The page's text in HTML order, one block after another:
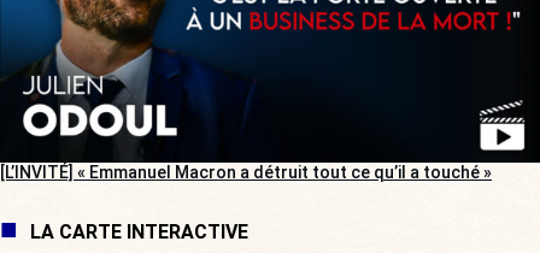
[L’INVITÉ] « Emmanuel Macron a détruit tout ce qu’il a touché »
LA CARTE INTERACTIVE